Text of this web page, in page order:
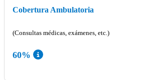
Cobertura Ambulatoria
(Consultas médicas, exámenes, etc.)
60%